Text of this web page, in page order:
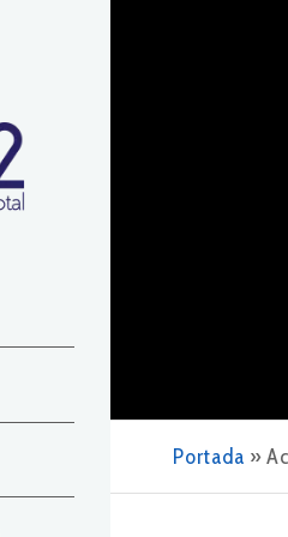
Portada »